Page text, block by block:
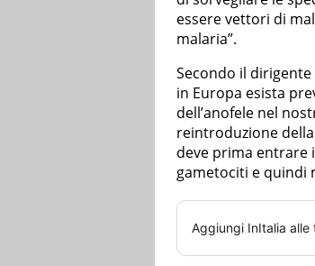
essere vettori di
malaria”.
Secondo il
in Europa esista
dell’anofele nel
reintroduzione
deve prima entrare
gametociti e quindi
Aggiungi InItalia alle